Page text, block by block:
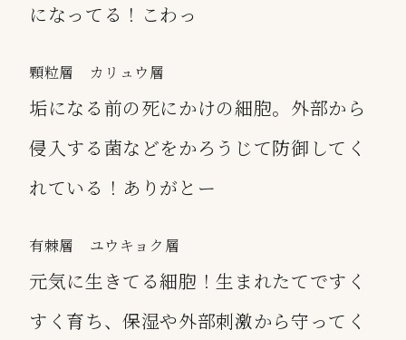
になってる！こわっ
顆粒層 カリュウ層
垢になる前の死にかけの細胞。外部から
侵入する菌などをかろうじて防御してく
れている！ありがとー
有棘層 ユウキョク層
元気に生きてる細胞！生まれたてですく
すく育ち、保湿や外部刺激から守ってく